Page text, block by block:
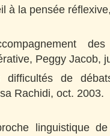
à la pensée
Peggy Jacob,
difficultés de
Rachidi, oct. 2003.
linguistique